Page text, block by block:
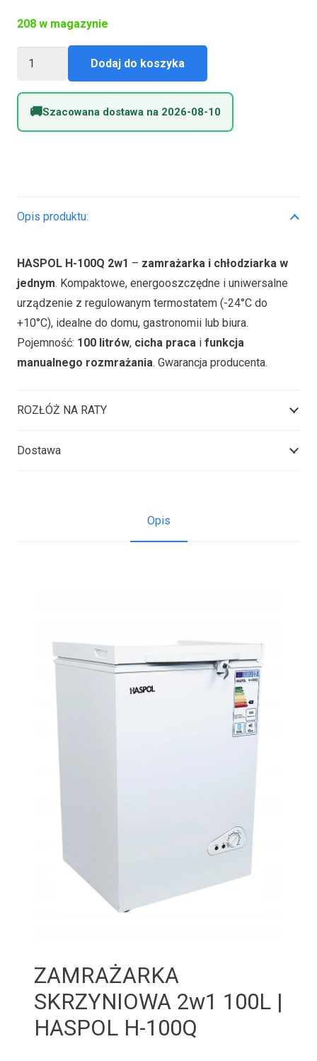
208 w magazynie
ilość
ZAMRAŻARKA
SKRZYNIOWA
2w1
chłodzenie
/
Dodaj do koszyka
Szacowana dostawa na 2026-08-10
Opis produktu:
HASPOL H-100Q 2w1 – zamrażarka i chłodziarka w
jednym. Kompaktowe, energooszczędne i uniwersalne
urządzenie z regulowanym termostatem (-24°C do
+10°C), idealne do domu, gastronomii lub biura.
Pojemność: 100 litrów, cicha praca i funkcja
manualnego rozmrażania. Gwarancja producenta.
ROZŁÓŻ NA RATY
Dostawa
Opis
ZAMRAŻARKA
SKRZYNIOWA 2w1 100L |
HASPOL H-100Q